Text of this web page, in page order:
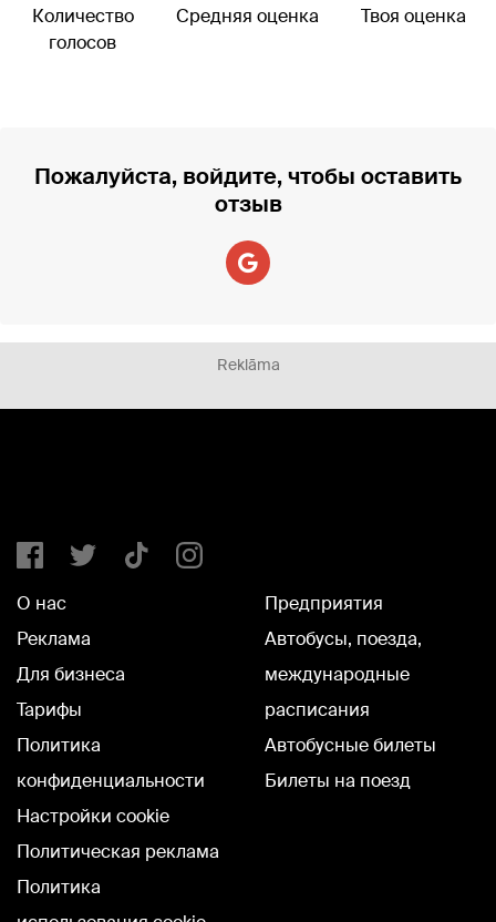
Количество
голосов
Средняя оценка Твоя оценка
Пожалуйста, войдите, чтобы оставить
отзыв
Reklāma
О нас
Реклама
Для бизнеса
Тарифы
Политика
конфиденциальности
Настройки cookie
Политическая реклама
Политика
Предприятия
Автобусы, поезда,
международные
расписания
Автобусные билеты
Билеты на поезд